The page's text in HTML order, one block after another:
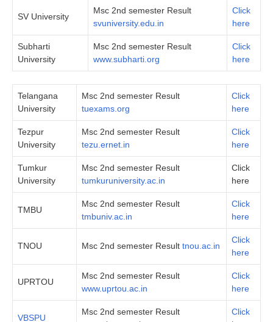
SV University
Msc 2nd semester Result
svuniversity.edu.in
Click
here
Subharti
University
Msc 2nd semester Result
www.subharti.org
Click
here
Telangana
University
Msc 2nd semester Result
tuexams.org
Click
here
Tezpur
University
Msc 2nd semester Result
tezu.ernet.in
Click
here
Tumkur
University
Msc 2nd semester Result
tumkuruniversity.ac.in
Click
here
TMBU
Msc 2nd semester Result
tmbuniv.ac.in
Click
here
TNOU Msc 2nd semester Result tnou.ac.in
Click
here
UPRTOU
Msc 2nd semester Result
www.uprtou.ac.in
Click
here
VBSPU
Msc 2nd semester Result
Click